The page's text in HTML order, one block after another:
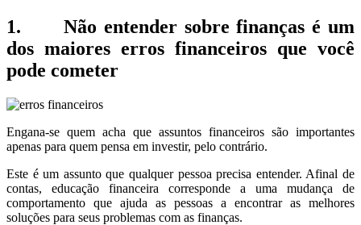
1. Não entender sobre finanças é um
dos maiores erros financeiros que você
pode cometer
Engana-se quem acha que assuntos financeiros são importantes
apenas para quem pensa em investir, pelo contrário.
Este é um assunto que qualquer pessoa precisa entender. Afinal de
contas, educação financeira corresponde a uma mudança de
comportamento que ajuda as pessoas a encontrar as melhores
soluções para seus problemas com as finanças.